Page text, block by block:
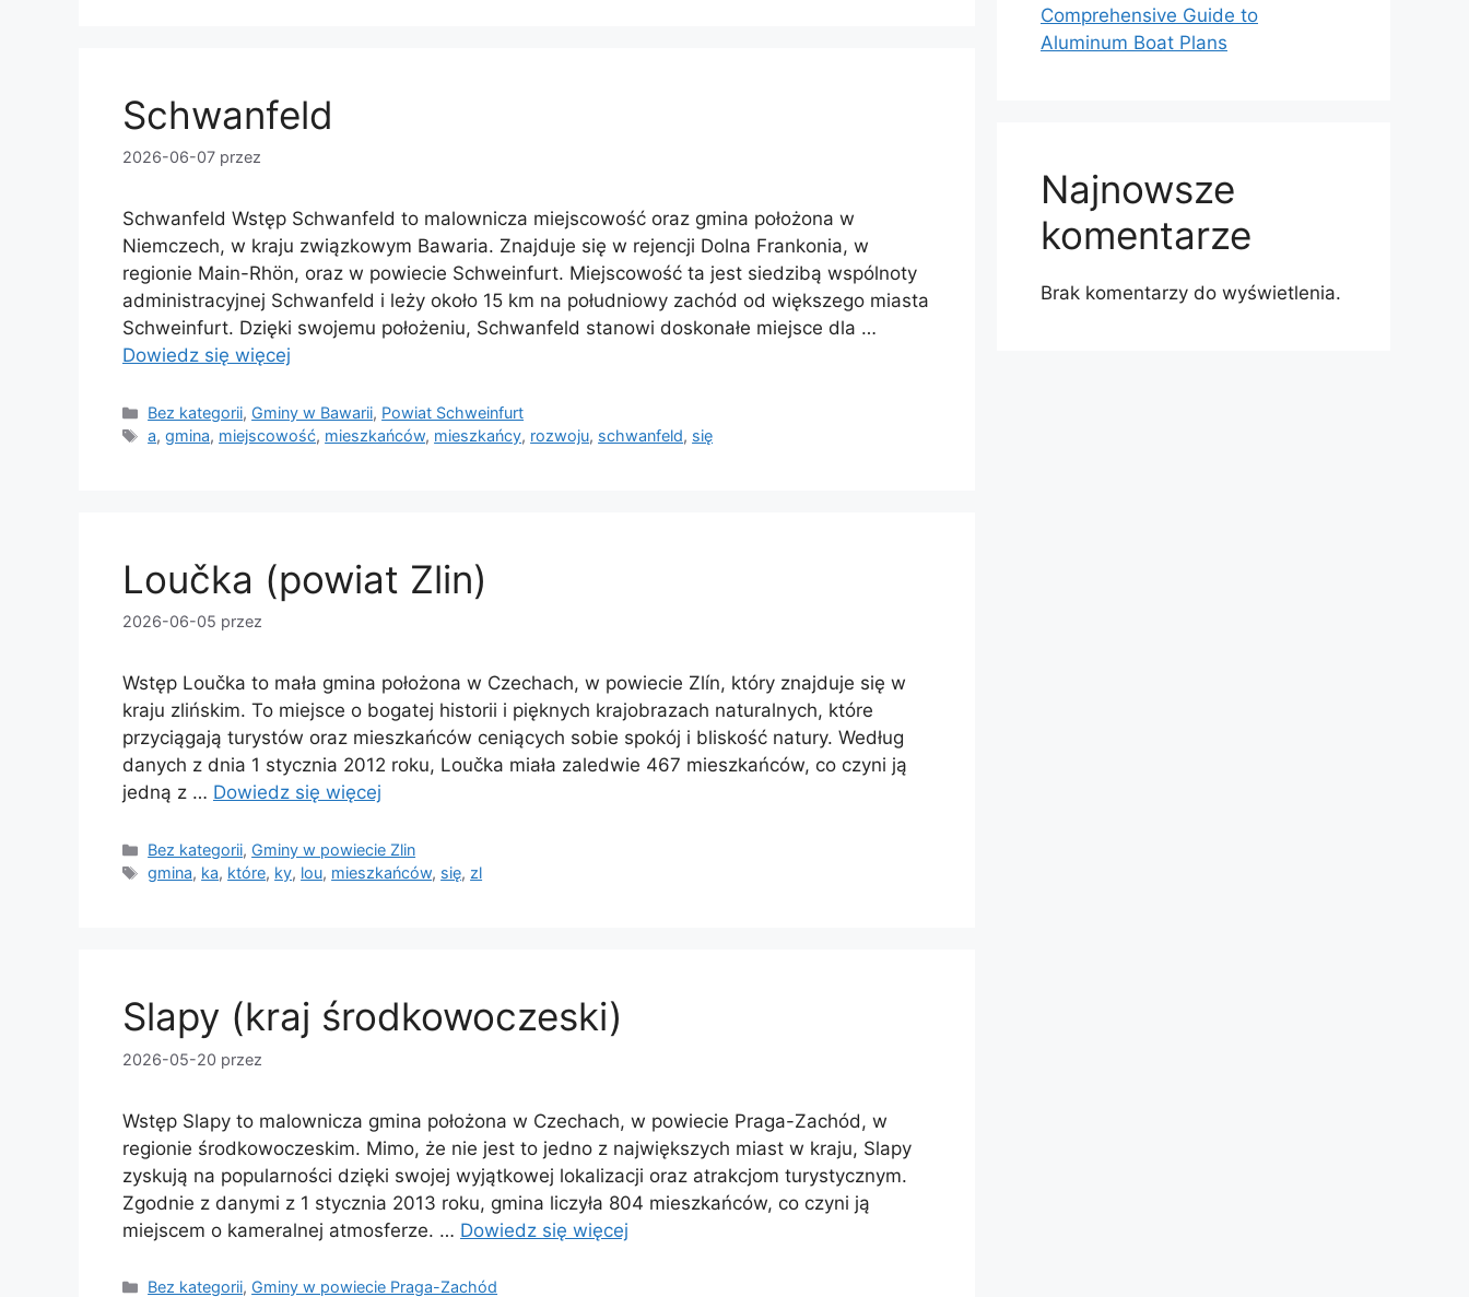
Schwanfeld
2026-06-07 przez
Schwanfeld Wstęp Schwanfeld to malownicza miejscowość oraz gmina położona w
Niemczech, w kraju związkowym Bawaria. Znajduje się w rejencji Dolna Frankonia, w
regionie Main-Rhön, oraz w powiecie Schweinfurt. Miejscowość ta jest siedzibą wspólnoty
administracyjnej Schwanfeld i leży około 15 km na południowy zachód od większego miasta
Schweinfurt. Dzięki swojemu położeniu, Schwanfeld stanowi doskonałe miejsce dla …
Dowiedz się więcej
Kategorie
Bez kategorii, Gminy w Bawarii, Powiat Schweinfurt
Tagi
a,gmina, miejscowość, mieszkańców, mieszkańcy, rozwoju, schwanfeld, się
Loučka (powiat Zlin)
2026-06-05 przez
Wstęp Loučka to mała gmina położona w Czechach, w powiecie Zlín, który znajduje się w
kraju zlińskim. To miejsce o bogatej historii i pięknych krajobrazach naturalnych, które
przyciągają turystów oraz mieszkańców ceniących sobie spokój i bliskość natury. Według
danych z dnia 1 stycznia 2012 roku, Loučka miała zaledwie 467 mieszkańców, co czyni ją
jedną z … Dowiedz się więcej
Kategorie
Bez kategorii, Gminy w powiecie Zlin
Tagi
gmina, ka, które, ky, lou, mieszkańców, się, zl
Slapy (kraj środkowoczeski)
2026-05-20 przez
Wstęp Slapy to malownicza gmina położona w Czechach, w powiecie Praga-Zachód, w
regionie środkowoczeskim. Mimo, że nie jest to jedno z największych miast w kraju, Slapy
zyskują na popularności dzięki swojej wyjątkowej lokalizacji oraz atrakcjom turystycznym.
Zgodnie z danymi z 1 stycznia 2013 roku, gmina liczyła 804 mieszkańców, co czyni ją
miejscem o kameralnej atmosferze. … Dowiedz się więcej
Kategorie
Bez kategorii, Gminy w powiecie Praga-Zachód
Comprehensive Guide to
Aluminum Boat Plans
Najnowsze
komentarze
Brak komentarzy do wyświetlenia.